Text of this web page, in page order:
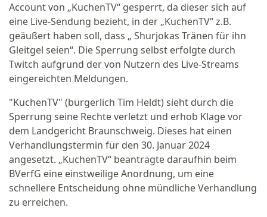
Account von „KuchenTV“ gesperrt, da dieser sich auf
eine Live-Sendung bezieht, in der „KuchenTV“ z.B.
geäußert haben soll, dass „ Shurjokas Tränen für ihn
Gleitgel seien“. Die Sperrung selbst erfolgte durch
Twitch aufgrund der von Nutzern des Live-Streams
eingereichten Meldungen.
"KuchenTV" (bürgerlich Tim Heldt) sieht durch die
Sperrung seine Rechte verletzt und erhob Klage vor
dem Landgericht Braunschweig. Dieses hat einen
Verhandlungstermin für den 30. Januar 2024
angesetzt. „KuchenTV“ beantragte daraufhin beim
BVerfG eine einstweilige Anordnung, um eine
schnellere Entscheidung ohne mündliche Verhandlung
zu erreichen.